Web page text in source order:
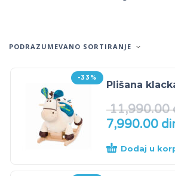
PODRAZUMEVANO SORTIRANJE
-33%
Plišana
11,990.00
7,990.00
Dodaj u